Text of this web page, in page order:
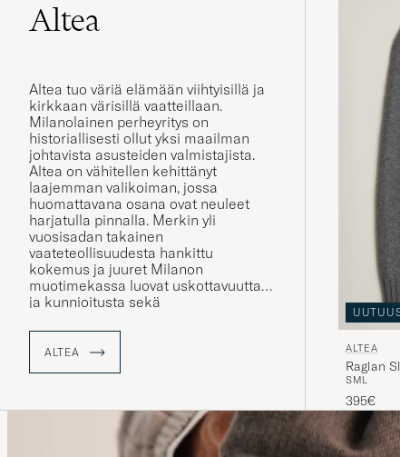
Altea
Altea tuo väriä elämään viihtyisillä ja
kirkkaan värisillä vaatteillaan.
Milanolainen perheyritys on
historiallisesti ollut yksi maailman
johtavista asusteiden valmistajista.
Altea on vähitellen kehittänyt
laajemman valikoiman, jossa
huomattavana osana ovat neuleet
harjatulla pinnalla. Merkin yli
vuosisadan takainen
vaateteollisuudesta hankittu
kokemus ja juuret Milanon
muotimekassa luovat uskottavuutta
ja kunnioitusta sekä
ALTEA ALTEA
Raglan
SML
395€